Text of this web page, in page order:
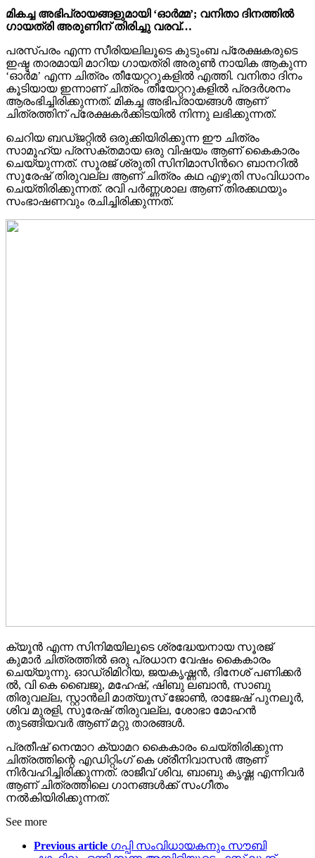
മികച്ച അഭിപ്രായങ്ങളുമായി ‘ഓര്‍മ്മ’; വനിതാ ദിനത്തിൽ
ഗായത്രി അരുണിന് തിരിച്ചു വരവ്…
പരസ്പരം എന്ന സീരിയലിലൂടെ കുടുംബ പ്രേക്ഷകരുടെ
ഇഷ്ട താരമായി മാറിയ ഗായത്രി അരുൺ നായിക ആകുന്ന
‘ഓർമ’ എന്ന ചിത്രം തീയേറ്ററുകളിൽ എത്തി. വനിതാ ദിനം
കൂടിയായ ഇന്നാണ് ചിത്രം തീയേറ്ററുകളിൽ പ്രദർശനം
ആരംഭിച്ചിരിക്കുന്നത്. മികച്ച അഭിപ്രായങ്ങള്‍ ആണ്
ചിത്രത്തിന് പ്രേക്ഷകർക്കിടയിൽ നിന്നു ലഭിക്കുന്നത്.
ചെറിയ ബഡ്ജറ്റിൽ ഒരുക്കിയിരിക്കുന്ന ഈ ചിത്രം
സാമൂഹ്യ പ്രസക്തമായ ഒരു വിഷയം ആണ് കൈകാരം
ചെയ്യുന്നത്. സൂരജ് ശ്രുതി സിനിമാസിന്‍റെ ബാനറിൽ
സുരേഷ് തിരുവല്ല ആണ് ചിത്രം കഥ എഴുതി സംവിധാനം
ചെയ്തിരിക്കുന്നത്. രവി പർണ്ണശാല ആണ് തിരക്കഥയും
സംഭാഷണവും രചിച്ചിരിക്കുന്നത്.
ക്യൂൻ എന്ന സിനിമയിലൂടെ ശ്രദ്ധേയനായ സൂരജ്
കുമാർ ചിത്രത്തിൽ ഒരു പ്രധാന വേഷം കൈകാരം
ചെയ്യുന്നു. ഓഡ്രിമിറിയ, ജയകൃഷ്ണൻ, ദിനേശ് പണിക്കർ
ൽ, വി കെ ബൈജു, മഹേഷ്, ഷിബു ലബാൻ, സാബു
തിരുവല്ല, സ്റ്റാൻലി മാത്യൂസ് ജോൺ, രാജേഷ് പുനലൂർ,
ശിവ മുരളി, സുരേഷ് തിരുവല്ല, ശോഭാ മോഹൻ
തുടങ്ങിയവർ ആണ് മറ്റു താരങ്ങൾ.
പ്രതീഷ് നെന്മാറ ക്യാമറ കൈകാരം ചെയ്തിരിക്കുന്ന
ചിത്രത്തിന്റെ എഡിറ്റിംഗ് കെ ശ്രീനിവാസൻ ആണ്
നിർവഹിച്ചിരിക്കുന്നത്. രാജീവ് ശിവ, ബാബു കൃഷ്ണ എന്നിവർ
ആണ് ചിത്രത്തിലെ ഗാനങ്ങൾക്ക് സംഗീതം
നൽകിയിരിക്കുന്നത്.
See more
Previous article ഗപ്പി സംവിധായകനും സൗബി